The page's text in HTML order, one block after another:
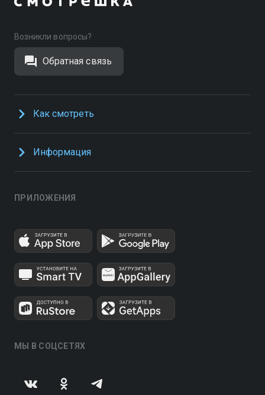
Возникли вопросы?
Обратная связь
Как смотреть
Информация
ПРИЛОЖЕНИЯ
МЫ В СОЦСЕТЯХ